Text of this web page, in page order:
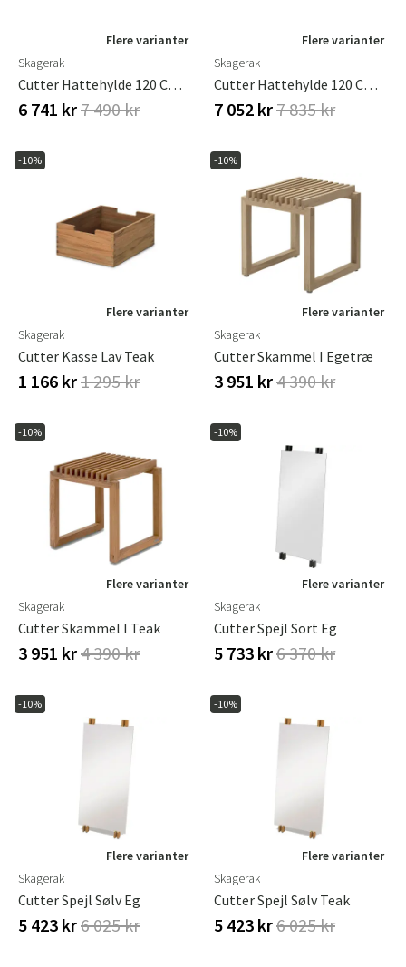
Flere varianter
Skagerak
Cutter Hattehylde 120 Cm Eg
6 741 kr7 490 kr
Flere varianter
Skagerak
Cutter Hattehylde 120 Cm Sort Eg
7 052 kr7 835 kr
-10%
Flere varianter
Skagerak
Cutter Kasse Lav Teak
1 166 kr1 295 kr
-10%
Flere varianter
Skagerak
Cutter Skammel I Egetræ
3 951 kr4 390 kr
-10%
Flere varianter
Skagerak
Cutter Skammel I Teak
3 951 kr4 390 kr
-10%
Flere varianter
Skagerak
Cutter Spejl Sort Eg
5 733 kr6 370 kr
-10%
Flere varianter
Skagerak
Cutter Spejl Sølv Eg
5 423 kr6 025 kr
-10%
Flere varianter
Skagerak
Cutter Spejl Sølv Teak
5 423 kr6 025 kr